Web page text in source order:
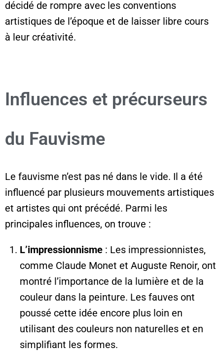
décidé de rompre avec les conventions
artistiques de l’époque et de laisser libre cours
à leur créativité.
Influences et précurseurs
du Fauvisme
Le fauvisme n’est pas né dans le vide. Il a été
influencé par plusieurs mouvements artistiques
et artistes qui ont précédé. Parmi les
principales influences, on trouve :
L’impressionnisme : Les impressionnistes,
comme Claude Monet et Auguste Renoir, ont
montré l’importance de la lumière et de la
couleur dans la peinture. Les fauves ont
poussé cette idée encore plus loin en
utilisant des couleurs non naturelles et en
simplifiant les formes.